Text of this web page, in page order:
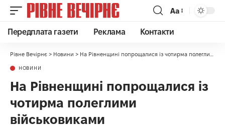
Аа
Передплата газети Реклама Контакти
Рівне Вечірнє > Новини > На Рівненщині попрощалися із чотирма полеглими військовиками
НОВИНИ
На Рівненщині попрощалися із
чотирма полеглими
військовиками